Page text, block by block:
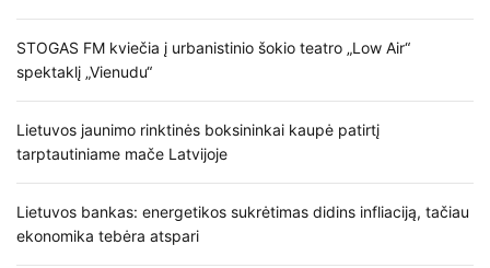
STOGAS FM kviečia į urbanistinio šokio teatro „Low Air“
spektaklį „Vienudu“
Lietuvos jaunimo rinktinės boksininkai kaupė patirtį
tarptautiniame mače Latvijoje
Lietuvos bankas: energetikos sukrėtimas didins infliaciją, tačiau
ekonomika tebėra atspari